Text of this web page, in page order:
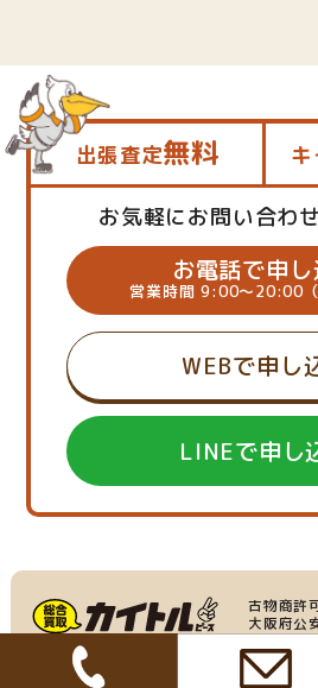
出張査定無料
お気軽にお問い合わ
お電話で申し
営業時間 9:00～20:00（
WEBで申し
LINEで申し
家具・家電の買取
古物商許
大阪府公
産業廃棄
大阪府許